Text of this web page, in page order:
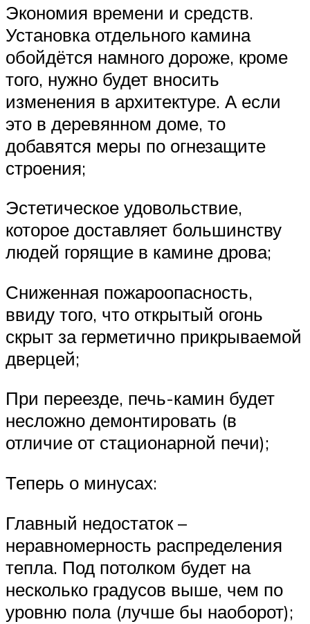
Экономия времени и средств.
Установка отдельного камина
обойдётся намного дороже, кроме
того, нужно будет вносить
изменения в архитектуре. А если
это в деревянном доме, то
добавятся меры по огнезащите
строения;
Эстетическое удовольствие,
которое доставляет большинству
людей горящие в камине дрова;
Сниженная пожароопасность,
ввиду того, что открытый огонь
скрыт за герметично прикрываемой
дверцей;
При переезде, печь-камин будет
несложно демонтировать (в
отличие от стационарной печи);
Теперь о минусах:
Главный недостаток –
неравномерность распределения
тепла. Под потолком будет на
несколько градусов выше, чем по
уровню пола (лучше бы наоборот);